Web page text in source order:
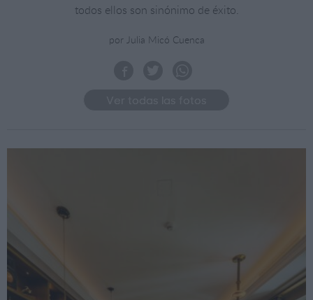
todos ellos son sinónimo de éxito.
por Julia Micó Cuenca